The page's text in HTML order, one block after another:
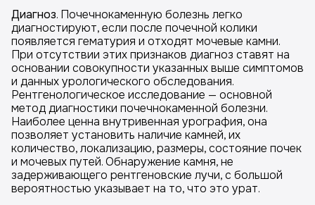
Диагноз. Почечнокаменную болезнь легко
диагностируют, если после почечной колики
появляется гематурия и отходят мочевые камни.
При отсутствии этих признаков диагноз ставят на
основании совокупности указанных выше симптомов
и данных урологического обследования.
Рентгенологическое исследование — основной
метод диагностики почечнокаменной болезни.
Наиболее ценна внутривенная урография, она
позволяет установить наличие камней, их
количество, локализацию, размеры, состояние почек
и мочевых путей. Обнаружение камня, не
задерживающего рентгеновские лучи, с большой
вероятностью указывает на то, что это урат.